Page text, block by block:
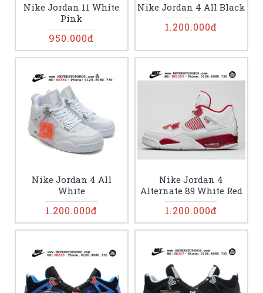
Nike Jordan 11 White
Pink
950.000đ
Nike Jordan 4 All Black
1.200.000đ
Nike Jordan 4 All
White
1.200.000đ
Nike Jordan 4
Alternate 89 White Red
1.200.000đ